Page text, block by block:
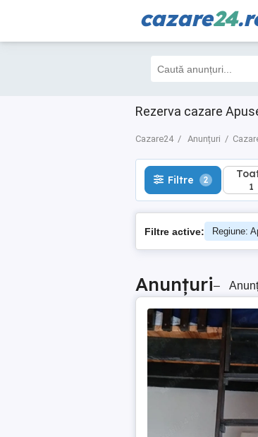
cazare24
Rezerva cazare
Cazare24 Anunțuri
Filtre 2 Toate
1
Filtre 2
1
Filtre active: Regiune:
Anunțuri–